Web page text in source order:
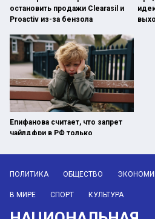
остановить продажи Clearasil и
Proactiv из-за бензола
Епифанова считает, что запрет
чайлдфри в РФ только
ПОЛИТИКА ОБЩЕСТВО
В МИРЕ СПОРТ КУЛЬТУРА